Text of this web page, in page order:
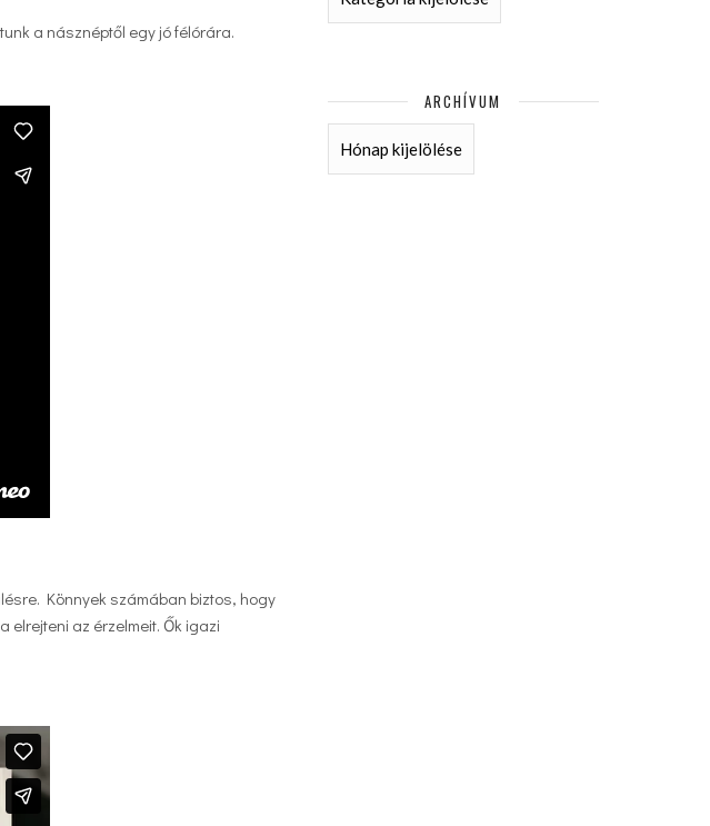
a násznéptől egy jó félórára.
Könnyek számában biztos, hogy
elrejteni az érzelmeit. Ők igazi
ARCHÍVUM
ARCHÍVUM